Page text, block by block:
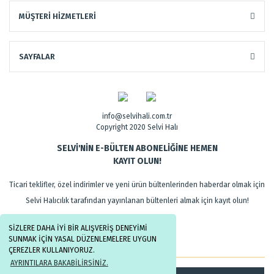
SİZLERE DAHA İYİ BİR ALIŞVERİŞ DENEYİMİ
SUNMAK İÇİN YASAL DÜZENLEMELERE UYGUN
ÇEREZLER KULLANIYORUZ.
AYRINTILARA BAKABİLİRSİNİZ.
MÜŞTERİ HİZMETLERİ
SAYFALAR
info@selvihali.com.tr
Copyright 2020 Selvi Halı
SELVİ'NİN E-BÜLTEN ABONELİĞİNE HEMEN
KAYIT OLUN!
Ticari teklifler, özel indirimler ve yeni ürün bültenlerinden haberdar olmak için
Selvi Halıcılık tarafından yayınlanan bültenleri almak için kayıt olun!